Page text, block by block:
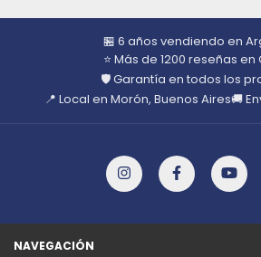
🏪 6 años vendiendo en
⭐ Más de 1200 reseñas
🛡️ Garantía en todos los
📍 Local en Morón, Buenos Aires🚚
NAVEGACIÓN